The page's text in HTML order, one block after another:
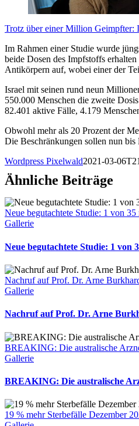
Trotz über einer Million Geimpfter:
Im Rahmen einer Studie wurde
beide Dosen des Impfstoffs
Antikörpern auf, wobei einer der
Israel mit seinen rund neun
550.000 Menschen die zweite
82.401 aktive Fälle, 4.179
Obwohl mehr als 20 Prozent der
Die Beschränkungen sollen nun
Wordpress Pixelwald2021-03-
Ähnliche Beiträge
Neue begutachtete Studie: 1 von
Gallerie
Neue begutachtete Studie: 1 von
Nachruf auf Prof. Dr. Arne
Gallerie
Nachruf auf Prof. Dr. Arne
BREAKING: Die australische
Gallerie
BREAKING: Die australische
19 % mehr Sterbefälle Dezember